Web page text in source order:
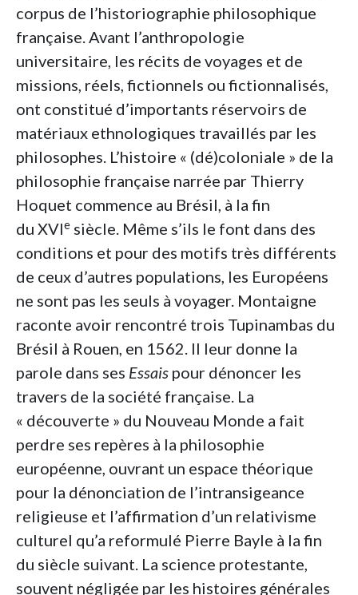
corpus de l’historiographie philosophique
française. Avant l’anthropologie
universitaire, les récits de voyages et de
missions, réels, fictionnels ou fictionnalisés,
ont constitué d’importants réservoirs de
matériaux ethnologiques travaillés par les
philosophes. L’histoire « (dé)coloniale » de la
philosophie française narrée par Thierry
Hoquet commence au Brésil, à la fin
du XVIe siècle. Même s’ils le font dans des
conditions et pour des motifs très différents
de ceux d’autres populations, les Européens
ne sont pas les seuls à voyager. Montaigne
raconte avoir rencontré trois Tupinambas du
Brésil à Rouen, en 1562. Il leur donne la
parole dans ses Essais pour dénoncer les
travers de la société française. La
« découverte » du Nouveau Monde a fait
perdre ses repères à la philosophie
européenne, ouvrant un espace théorique
pour la dénonciation de l’intransigeance
religieuse et l’affirmation d’un relativisme
culturel qu’a reformulé Pierre Bayle à la fin
du siècle suivant. La science protestante,
souvent négligée par les histoires générales